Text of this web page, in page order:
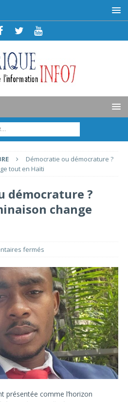
Démocratie ou démocrature ?
tout en Haïti
démocrature ?
change
fermés
présentée comme l’horizon